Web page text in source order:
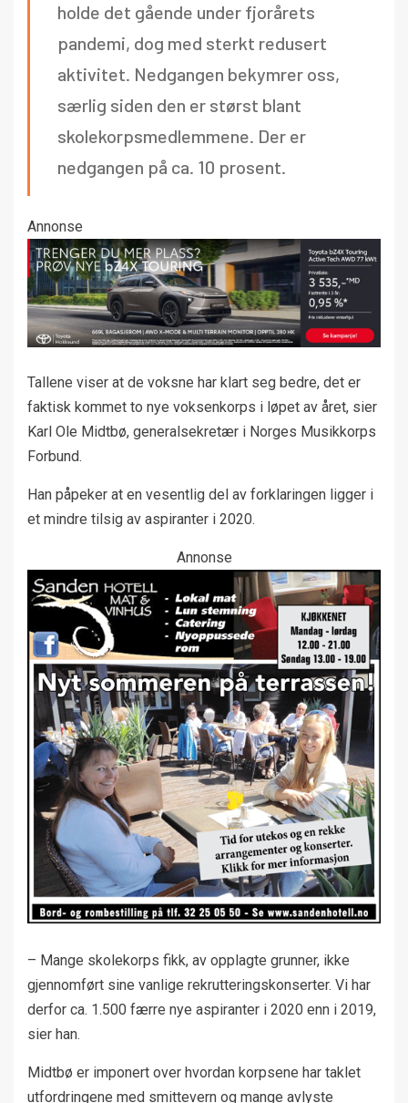
holde det gående under fjorårets
pandemi, dog med sterkt redusert
aktivitet. Nedgangen bekymrer oss,
særlig siden den er størst blant
skolekorpsmedlemmene. Der er
nedgangen på ca. 10 prosent.
Annonse
Tallene viser at de voksne har klart seg bedre, det er
faktisk kommet to nye voksenkorps i løpet av året, sier
Karl Ole Midtbø, generalsekretær i Norges Musikkorps
Forbund.
Han påpeker at en vesentlig del av forklaringen ligger i
et mindre tilsig av aspiranter i 2020.
Annonse
– Mange skolekorps fikk, av opplagte grunner, ikke
gjennomført sine vanlige rekrutteringskonserter. Vi har
derfor ca. 1.500 færre nye aspiranter i 2020 enn i 2019,
sier han.
Midtbø er imponert over hvordan korpsene har taklet
utfordringene med smittevern og mange avlyste